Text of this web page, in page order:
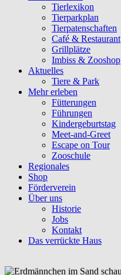
Tierlexikon
Tierparkplan
Tierpatenschaften
Café & Restaurant
Grillplätze
Imbiss & Zooshop
Aktuelles
Tiere & Park
Mehr erleben
Fütterungen
Führungen
Kindergeburtstag
Meet-and-Greet
Escape on Tour
Zooschule
Regionales
Shop
Förderverein
Über uns
Historie
Jobs
Kontakt
Das verrückte Haus